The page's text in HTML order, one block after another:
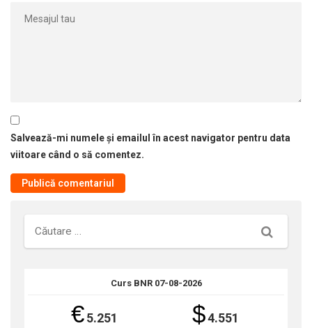
Salvează-mi numele și emailul în acest navigator pentru data
viitoare când o să comentez.
Căutare
Curs BNR 07-08-2026
€5.251 $4.551